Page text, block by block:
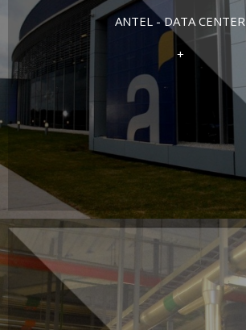
ANTEL - DATA CENTER
+